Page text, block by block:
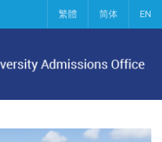
繁體 简体 EN